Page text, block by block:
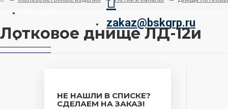
Заказать звонок
zakaz@bskgrp.ru
Лотковое днище ЛД-12и
НЕ НАШЛИ В СПИСКЕ?
СДЕЛАЕМ НА ЗАКАЗ!